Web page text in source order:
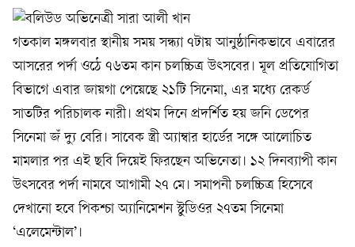
গতকাল মঙ্গলবার স্থানীয় সময় সন্ধ্যা ৭টায় আনুষ্ঠানিকভাবে এবারের
আসরের পর্দা ওঠে ৭৬তম কান চলচ্চিত্র উৎসবের। মূল প্রতিযোগিতা
বিভাগে এবার জায়গা পেয়েছে ২১টি সিনেমা, এর মধ্যে রেকর্ড
সাতটির পরিচালক নারী। প্রথম দিনে প্রদর্শিত হয় জনি ডেপের
সিনেমা জঁ দ্যু বেরি। সাবেক স্ত্রী অ্যাম্বার হার্ডের সঙ্গে আলোচিত
মামলার পর এই ছবি দিয়েই ফিরছেন অভিনেতা। ১২ দিনব্যাপী কান
উৎসবের পর্দা নামবে আগামী ২৭ মে। সমাপনী চলচ্চিত্র হিসেবে
দেখানো হবে পিকশ্চা অ্যানিমেশন স্টুডিওর ২৭তম সিনেমা
‘এলেমেন্টাল’।